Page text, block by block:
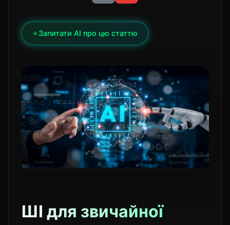
✦Запитати AI про цю статтю
ШІ для звичайної